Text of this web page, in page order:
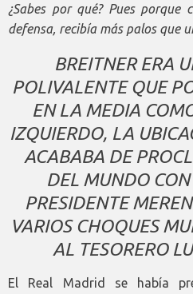
¿Sabes por qué? Pues
defensa, recibía más palos que
BREITNER ERA
POLIVALENTE QUE
EN LA MEDIA
IZQUIERDO, LA
ACABABA DE
DEL MUNDO
PRESIDENTE
VARIOS CHOQUES
AL TESORERO
El Real Madrid se había